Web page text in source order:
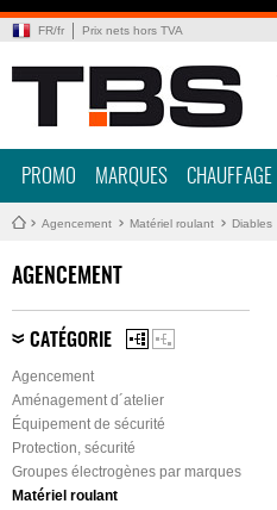
FR/fr Prix nets hors TVA
PROMO MARQUES CHAUFFAGE
Agencement Matériel roulant Diables
AGENCEMENT
CATÉGORIE
Agencement
Aménagement d´atelier
Équipement de sécurité
Protection, sécurité
Groupes électrogènes par marques
Matériel roulant